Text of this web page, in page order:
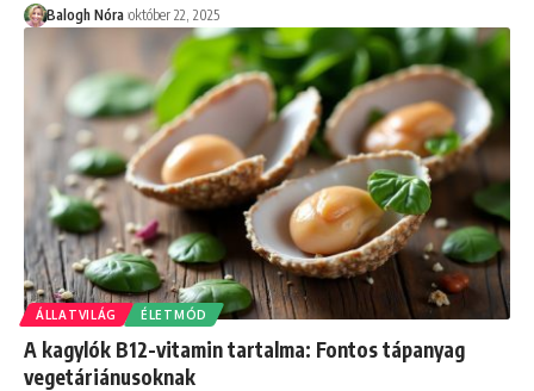
Balogh Nóra október 22, 2025
ÁLLATVILÁG ÉLETMÓD
A kagylók B12-vitamin tartalma: Fontos tápanyag
vegetáriánusoknak